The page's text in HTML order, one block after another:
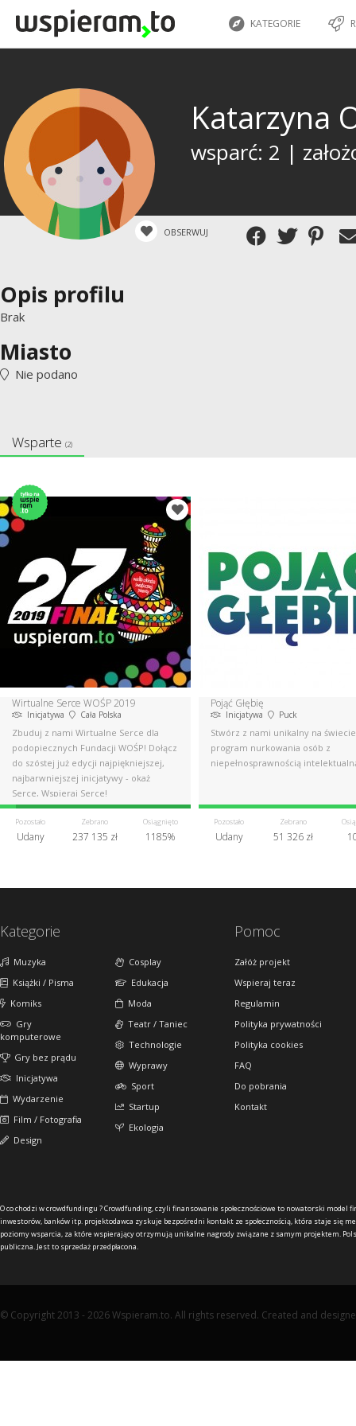
KATEGORIE
Katarzyna
wsparć: 2 |
OBSERWUJ
Opis profilu
Brak
Miasto
Nie podano
Wsparte (2)
Wirtualne Serce WOŚP 2019
Inicjatywa Cała Polska
Zbuduj z nami Wirtualne Serce dla
podopiecznych Fundacji WOŚP! Dołącz
do szóstej już edycji najpiękniejszej,
najbarwniejszej inicjatywy - okaż
Serce, Wspieraj Serce!
Pozostało
Udany
Zebrano
237 135 zł
Osiągnięto
1185%
Pojąć Głębię
Inicjatywa Puck
Stwórz z nami unikalny na świecie
program nurkowania osób z
niepełnosprawnością
Pozostało
Udany
Zebrano
51 326 zł
Kategorie
Muzyka
Książki / Pisma
Komiks
Gry
komputerowe
Gry bez prądu
Inicjatywa
Wydarzenie
Film / Fotografia
Design
Cosplay
Edukacja
Moda
Teatr / Taniec
Technologie
Wyprawy
Sport
Startup
Ekologia
Pomoc
Załóż projekt
Wspieraj teraz
Regulamin
Polityka prywatności
Polityka cookies
FAQ
Do pobrania
Kontakt
O co chodzi w crowdfundingu ?Crowdfunding, czyli finansowanie społecznościowe to nowatorski model
inwestorów, banków itp. projektodawca zyskuje bezpośredni kontakt ze społecznością, która staje się
poziomy wsparcia, za które wspierający otrzymują unikalne nagrody związane z samym projektem.
publiczna. Jest to sprzedaż przedpłacona.
© Copyright 2013 - 2026 Wspieram.to. All rights reserved. Created and